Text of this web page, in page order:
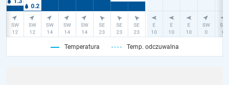
Temperatura Temp. odczuwalna